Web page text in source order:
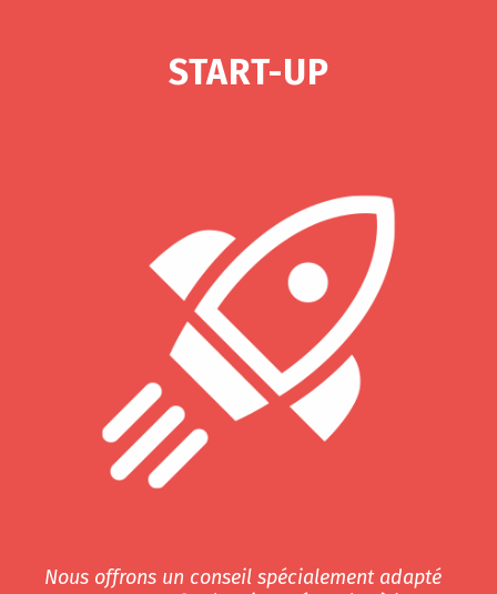
START-UP
Nous offrons un conseil spécialement adapté